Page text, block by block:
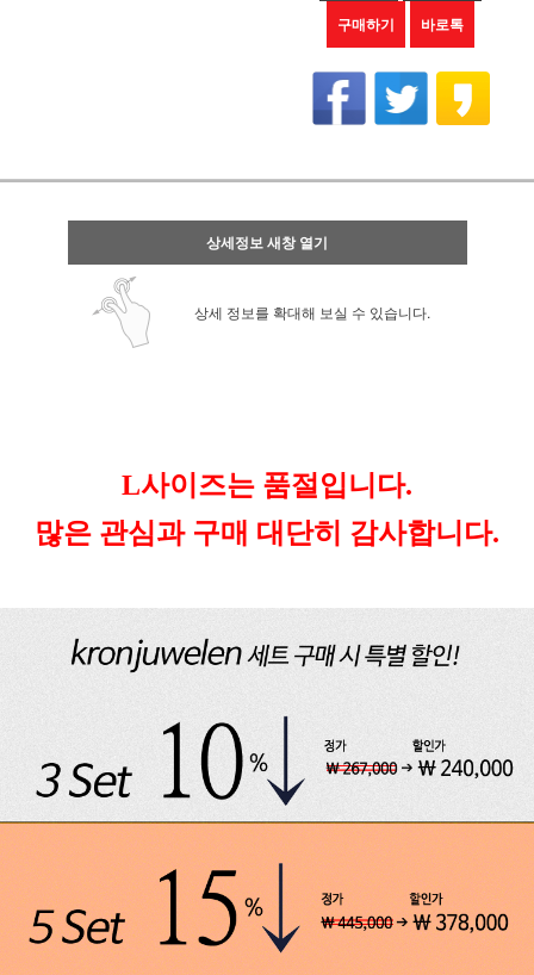
구매하기 바로톡
상세정보 새창 열기
상세 정보를 확대해 보실 수 있습니다.
L사이즈는 품절입니다.
많은 관심과 구매 대단히 감사합니다.